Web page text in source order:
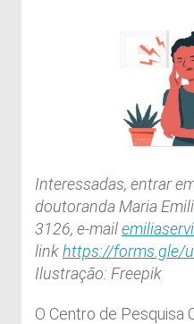
Interessadas, entrar
doutoranda Maria
3126, e-mail
linkhttps://forms.gle/
Ilustração: Freepik
O Centro de Pesquisa